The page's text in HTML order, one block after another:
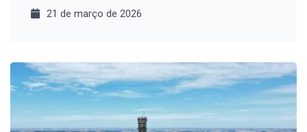
21 de março de 2026